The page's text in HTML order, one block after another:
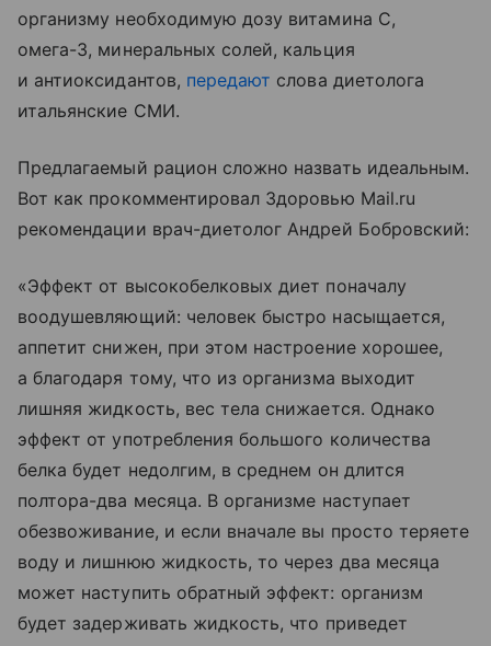
организму необходимую дозу витамина С,
омега-3, минеральных солей, кальция
и антиоксидантов, передают слова диетолога
итальянские СМИ.
Предлагаемый рацион сложно назвать идеальным.
Вот как прокомментировал Здоровью Mail.ru
рекомендации врач-диетолог Андрей Бобровский:
«Эффект от высокобелковых диет поначалу
воодушевляющий: человек быстро насыщается,
аппетит снижен, при этом настроение хорошее,
а благодаря тому, что из организма выходит
лишняя жидкость, вес тела снижается. Однако
эффект от употребления большого количества
белка будет недолгим, в среднем он длится
полтора-два месяца. В организме наступает
обезвоживание, и если вначале вы просто теряете
воду и лишнюю жидкость, то через два месяца
может наступить обратный эффект: организм
будет задерживать жидкость, что приведет